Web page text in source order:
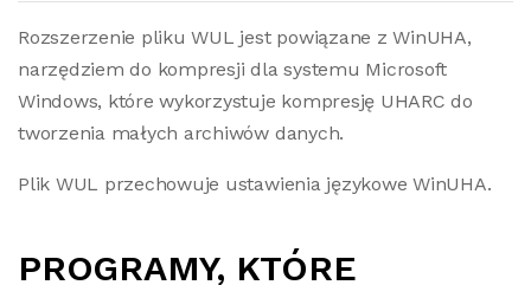
Rozszerzenie pliku WUL jest powiązane z WinUHA,
narzędziem do kompresji dla systemu Microsoft
Windows, które wykorzystuje kompresję UHARC do
tworzenia małych archiwów danych.
Plik WUL przechowuje ustawienia językowe WinUHA.
PROGRAMY, KTÓRE